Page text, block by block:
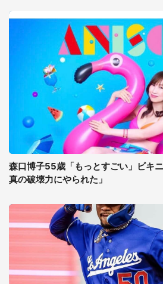
森口博子55歳「もっとすごい」ビキ
真の破壊力にやられた」